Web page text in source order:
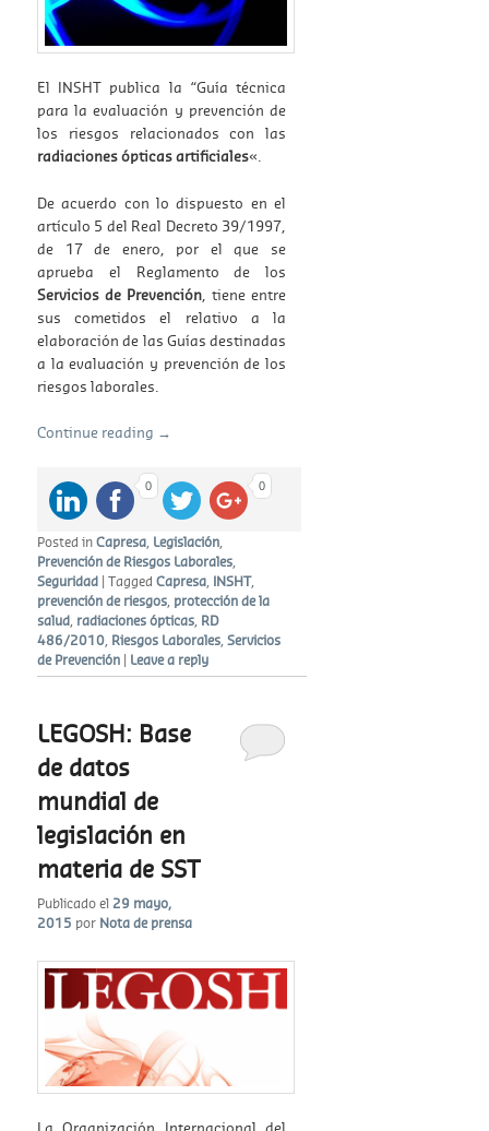
El INSHT publica la “Guía técnica
para la evaluación y prevención de
los riesgos relacionados con las
radiaciones ópticas artificiales«.
De acuerdo con lo dispuesto en el
artículo 5 del Real Decreto 39/1997,
de 17 de enero, por el que se
aprueba el Reglamento de los
Servicios de Prevención , tiene entre
sus cometidos el relativo a la
elaboración de las Guías destinadas
a la evaluación y prevención de los
riesgos laborales.
Continue reading →
0 0
Posted in Capresa Legislación
Prevención de Riesgos Laborales
Seguridad |Tagged Capresa INSHT,
prevención de riesgos protección de la
salud radiaciones ópticas RD
486/2010 Riesgos Laborales ,Servicios
de Prevención | Leave a reply
LEGOSH: Base
de datos
mundial de
legislación en
materia de SST
Publicado el 29 mayo,
2015 por Nota de prensa
La Organización Internacional del